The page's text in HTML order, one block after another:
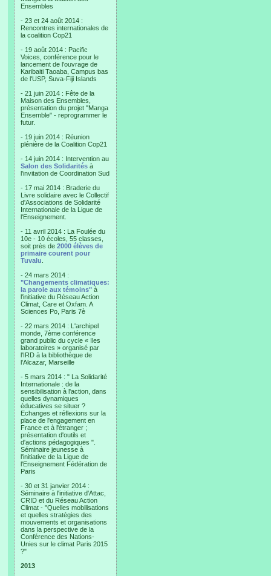
Ensembles
- 23 et 24 août 2014 :
Rencontres internationales de
la coalition Cop21
- 19 août 2014 : Pacific
Voices, conférence pour le
lancement de l'ouvrage de
Karibaiti Taoaba, Campus bas
de l'USP, Suva-Fiji Islands
- 21 juin 2014 : Fête de la
Maison des Ensembles,
présentation du projet "Manga
Ensemble" - reprogrammer le
futur.
- 19 juin 2014 : Réunion
plénière de la Coalition Cop21
- 14 juin 2014 : Intervention au
Salon des Solidarités à
l'invitation de Coordination Sud
- 17 mai 2014 : Braderie du
Livre solidaire avec le Collectif
d'Associations de Solidarité
Internationale de la Ligue de
l'Enseignement.
- 11 avril 2014 : La Foulée du
10e - 10 écoles, 55 classes,
soit près de 2000 élèves de
primaire courent pour
Tuvalu
- 24 mars 2014 :
"Changements climatiques:
la parole aux témoins" à
l'initiative du Réseau Action
Climat, Care et Oxfam. A
Sciences Po, Paris 7è
- 22 mars 2014 : L'archipel
monde, 7ème conférence
grand public du cycle « Iles
laboratoires » organisé par
l'IRD à la bibliothèque de
l’Alcazar, Marseille
- 5 mars 2014 : " La Solidarité
Internationale : de la
sensibilisation à l'action, dans
quelles dynamiques
éducatives se situer ?
Echanges et réflexions sur la
place de l'engagement en
France et à l'étranger ;
présentation d'outils et
d'actions pédagogiques ".
Séminaire jeunesse à
l'initiative de la Ligue de
l'Enseignement Fédération de
Paris
- 30 et 31 janvier 2014 :
Séminaire à l'initiative d'Attac,
CRID et du Réseau Action
Climat - "Quelles mobilisations
et quelles stratégies des
mouvements et organisations
dans la perspective de la
Conférence des Nations-
Unies sur le climat Paris 2015
?"
2013